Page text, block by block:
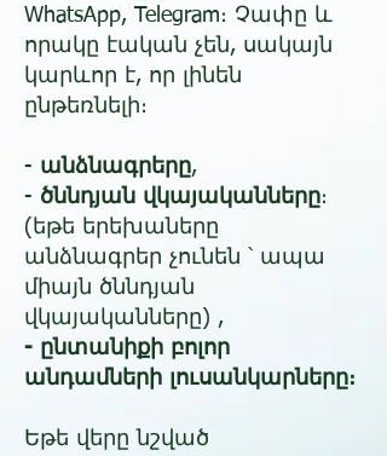
WhatsApp, Telegram։ Չափը և
որակը էական չեն, սակայն
կարևոր է, որ լինեն
ընթեռնելի։​
- անձնագրերը,
- ծննդյան վկայականները։
(եթե երեխաները
անձնագրեր չունեն ՝ ապա
միայն ծննդյան
վկայականները) ,
- ընտանիքի բոլոր
անդամների լուսանկարները։​
Եթե վերը նշված